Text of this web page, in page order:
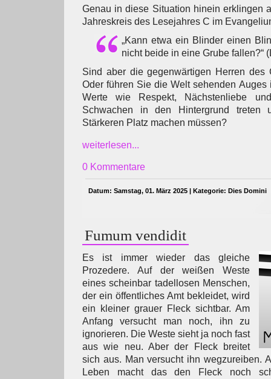
Genau in diese Situation hinein erklingen
Jahreskreis des Lesejahres C im
„Kann etwa ein Blinder einen
nicht beide in eine Grube fallen?“
Sind aber die gegenwärtigen Herren des
Oder führen Sie die Welt sehenden
Werte wie Respekt, Nächstenliebe
Schwachen in den Hintergrund treten
Stärkeren Platz machen müssen?
weiterlesen...
0 Kommentare
Datum: Samstag, 01. März 2025 | Kategorie: Dies Domini
Fumum vendidit
Es ist immer wieder das gleiche
Prozedere. Auf der weißen Weste
eines scheinbar tadellosen Menschen,
der ein öffentliches Amt bekleidet, wird
ein kleiner grauer Fleck sichtbar. Am
Anfang versucht man noch, ihn zu
ignorieren. Die Weste sieht ja noch fast
aus wie neu. Aber der Fleck breitet
sich aus. Man versucht ihn wegzureiben.
Leben macht das den Fleck noch